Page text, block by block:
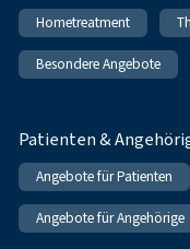
Hometreatment
Besondere Angebote
Patienten &
Angebote für Patienten
Angebote für Angehörige